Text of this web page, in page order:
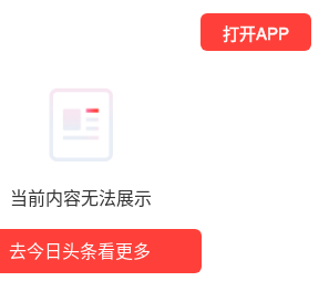
当前内容无法展示
去今日头条看更多
打开APP